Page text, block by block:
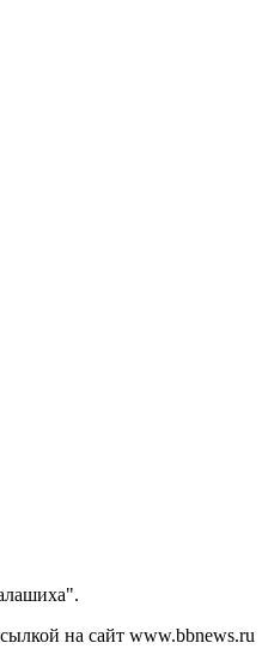
на сайт www.bbnews.ru